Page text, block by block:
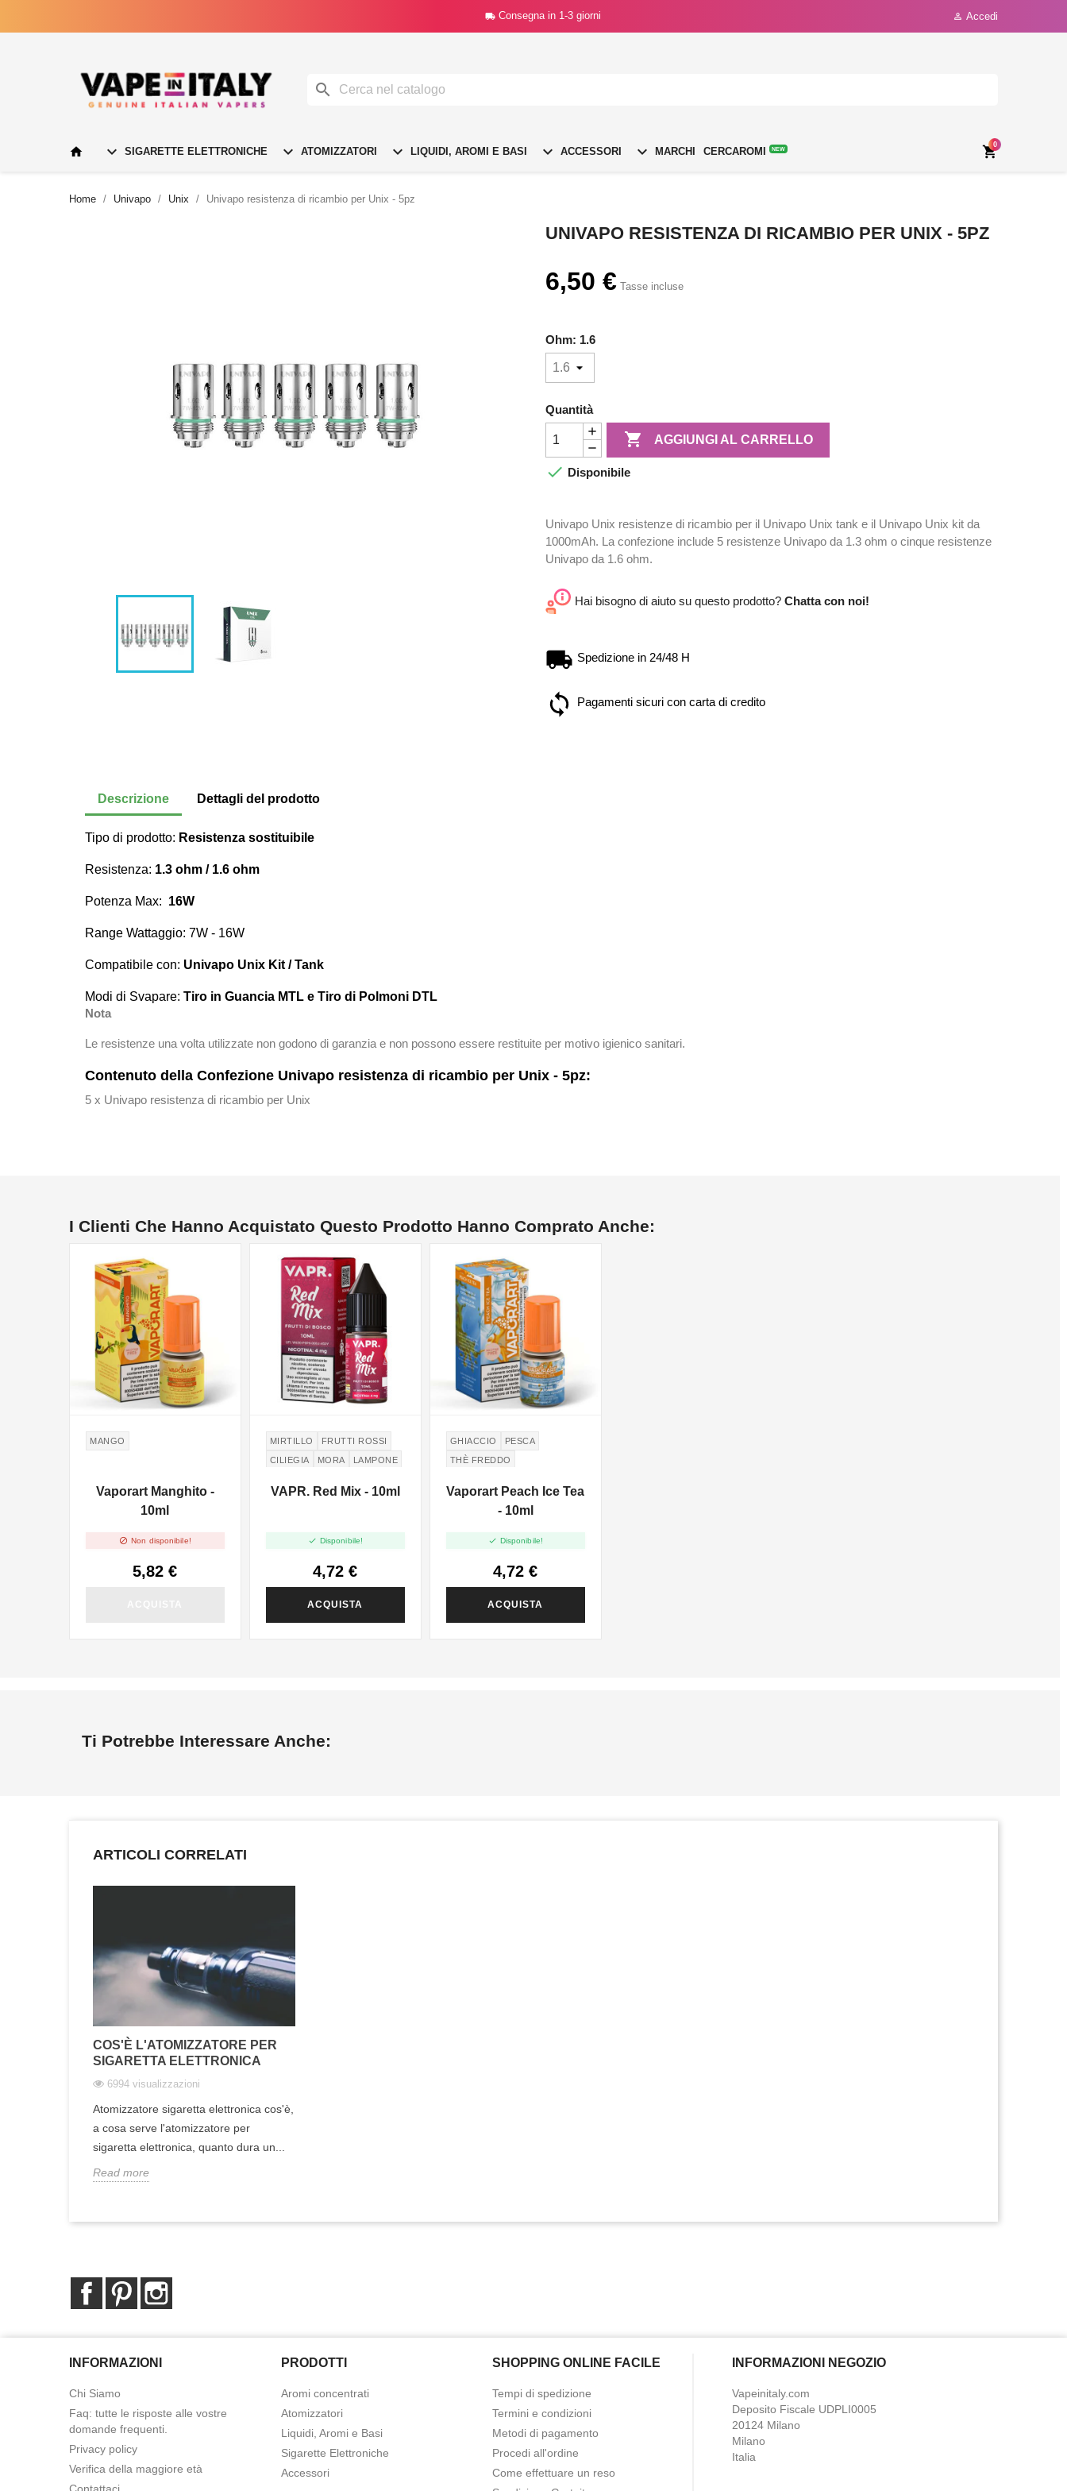
 Consegna in 1-3 giorni  Accedi

  SIGARETTE ELETTRONICHE  ATOMIZZATORI  LIQUIDI, AROMI E BASI  ACCESSORI  MARCHI CERCAROMI NEW 
0
Home Univapo Unix Univapo resistenza di ricambio per Unix - 5pz
UNIVAPO RESISTENZA DI RICAMBIO PER UNIX - 5PZ
6,50 € Tasse incluse
Ohm: 1.6
Quantità
 AGGIUNGI AL CARRELLO
 Disponibile
Univapo Unix resistenze di ricambio per il Univapo Unix tank e il Univapo Unix kit da
1000mAh. La confezione include 5 resistenze Univapo da 1.3 ohm o cinque resistenze
Univapo da 1.6 ohm.
Hai bisogno di aiuto su questo prodotto? Chatta con noi!
Spedizione in 24/48 H
Pagamenti sicuri con carta di credito
Descrizione Dettagli del prodotto
Tipo di prodotto: Resistenza sostituibile
Resistenza: 1.3 ohm / 1.6 ohm
Potenza Max: 16W
Range Wattaggio: 7W - 16W
Compatibile con: Univapo Unix Kit / Tank
Modi di Svapare: Tiro in Guancia MTL e Tiro di Polmoni DTL
Nota
Le resistenze una volta utilizzate non godono di garanzia e non possono essere restituite per motivo igienico sanitari.
Contenuto della Confezione Univapo resistenza di ricambio per Unix - 5pz:
5 x Univapo resistenza di ricambio per Unix
I Clienti Che Hanno Acquistato Questo Prodotto Hanno Comprato Anche:
MANGO
Vaporart Manghito -
10ml
 Non disponibile!
5,82 €
MIRTILLO
FRUTTI ROSSI
CILIEGIA
MORA
LAMPONE
WILD STRAWBERRIES
VAPR. Red Mix - 10ml
 Disponibile!
4,72 €
ACQUISTA
GHIACCIO
PESCA
THÈ FREDDO
Vaporart Peach Ice Tea
- 10ml
 Disponibile!
4,72 €
ACQUISTA
Ti Potrebbe Interessare Anche:
ARTICOLI CORRELATI
COS'È L'ATOMIZZATORE PER
SIGARETTA ELETTRONICA
6994 visualizzazioni
Atomizzatore sigaretta elettronica cos'è,
a cosa serve l'atomizzatore per
sigaretta elettronica, quanto dura un...
Read more
FacebookPinterest
INFORMAZIONI
Chi Siamo
Faq: tutte le risposte alle vostre
domande frequenti.
Privacy policy
Verifica della maggiore età
Contattaci
PRODOTTI
Aromi concentrati
Atomizzatori
Liquidi, Aromi e Basi
Sigarette Elettroniche
Accessori
SHOPPING ONLINE FACILE
Tempi di spedizione
Termini e condizioni
Metodi di pagamento
Procedi all'ordine
Come effettuare un reso
INFORMAZIONI NEGOZIO
Vapeinitaly.com
Deposito Fiscale UDPLI0005
20124 Milano
Milano
Italia